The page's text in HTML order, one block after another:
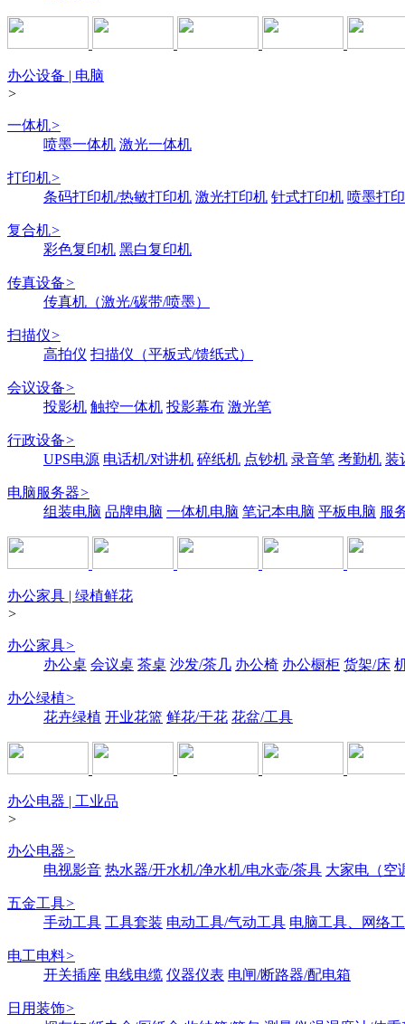
办公设备 | 电脑
>
一体机>
喷墨一体机 激光一体机
打印机>
条码打印机/热敏打印机 激光打印机 针式打印机 喷墨打
复合机>
彩色复印机 黑白复印机
传真设备>
传真机（激光/碳带/喷墨）
扫描仪>
高拍仪 扫描仪（平板式/馈纸式）
会议设备>
投影机 触控一体机 投影幕布 激光笔
行政设备>
UPS电源 电话机/对讲机 碎纸机 点钞机 录音笔 考勤机 装
电脑服务器>
组装电脑 品牌电脑 一体机电脑 笔记本电脑 平板电脑 服
办公家具 | 绿植鲜花
>
办公家具>
办公桌 会议桌 茶桌 沙发/茶几 办公椅 办公橱柜 货架/床
办公绿植>
花卉绿植 开业花篮 鲜花/干花 花盆/工具
办公电器 | 工业品
>
办公电器>
电视影音 热水器/开水机/净水机/电水壶/茶具 大家电（空
五金工具>
手动工具 工具套装 电动工具/气动工具 电脑工具、网络
电工电料>
开关插座 电线电缆 仪器仪表 电闸/断路器/配电箱
日用装饰>